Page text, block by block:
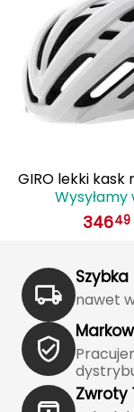
JOMA
Jetboil
K
KONG
Kari Traa
Karpos
GIRO lekki kask
systemem
biały
Wysyłamy
34649
nawet
Zwroty